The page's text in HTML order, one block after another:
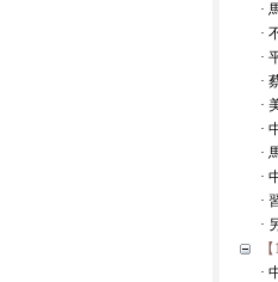
·
·
·
·
·
·
·
·
·
·
·